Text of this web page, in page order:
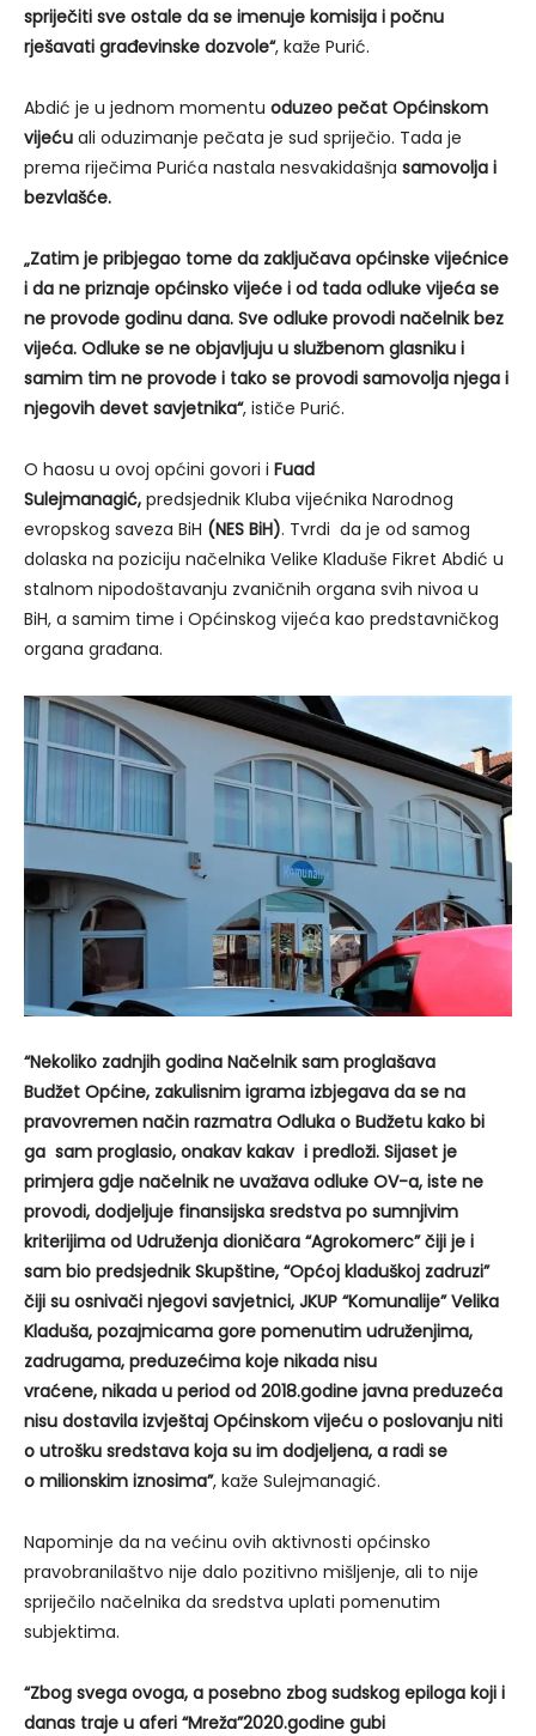
spriječiti sve ostale da se imenuje komisija i počnu
rješavati građevinske dozvole“, kaže Purić.
Abdić je u jednom momentu oduzeo pečat Općinskom
vijeću ali oduzimanje pečata je sud spriječio. Tada je
prema riječima Purića nastala nesvakidašnja samovolja i
bezvlašće.
„Zatim je pribjegao tome da zaključava općinske vijećnice
i da ne priznaje općinsko vijeće i od tada odluke vijeća se
ne provode godinu dana. Sve odluke provodi načelnik bez
vijeća. Odluke se ne objavljuju u službenom glasniku i
samim tim ne provode i tako se provodi samovolja njega i
njegovih devet savjetnika“, ističe Purić.
O haosu u ovoj općini govori i Fuad
Sulejmanagić, predsjednik Kluba vijećnika Narodnog
evropskog saveza BiH (NES BiH). Tvrdi da je od samog
dolaska na poziciju načelnika Velike Kladuše Fikret Abdić u
stalnom nipodoštavanju zvaničnih organa svih nivoa u
BiH, a samim time i Općinskog vijeća kao predstavničkog
organa građana.
“Nekoliko zadnjih godina Načelnik sam proglašava
Budžet Općine, zakulisnim igrama izbjegava da se na
pravovremen način razmatra Odluka o Budžetu kako bi
ga sam proglasio, onakav kakav i predloži. Sijaset je
primjera gdje načelnik ne uvažava odluke OV-a, iste ne
provodi, dodjeljuje finansijska sredstva po sumnjivim
kriterijima od Udruženja dioničara “Agrokomerc” čiji je i
sam bio predsjednik Skupštine, “Općoj kladuškoj zadruzi”
čiji su osnivači njegovi savjetnici, JKUP “Komunalije” Velika
Kladuša, pozajmicama gore pomenutim udruženjima,
zadrugama, preduzećima koje nikada nisu
vraćene, nikada u period od 2018.godine javna preduzeća
nisu dostavila izvještaj Općinskom vijeću o poslovanju niti
o utrošku sredstava koja su im dodjeljena, a radi se
o milionskim iznosima”, kaže Sulejmanagić.
Napominje da na većinu ovih aktivnosti općinsko
pravobranilaštvo nije dalo pozitivno mišljenje, ali to nije
spriječilo načelnika da sredstva uplati pomenutim
subjektima.
“Zbog svega ovoga, a posebno zbog sudskog epiloga koji i
danas traje u aferi “Mreža”2020.godine gubi